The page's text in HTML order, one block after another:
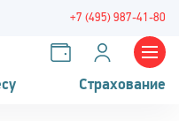
+7 (495) 987-41-80
Страхование